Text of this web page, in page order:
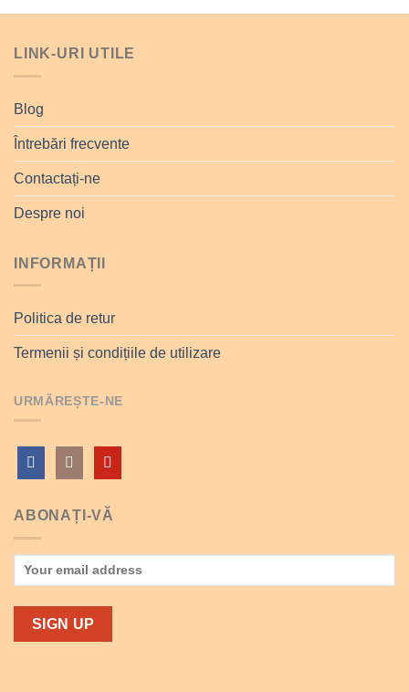
LINK-URI UTILE
Blog
Întrebări frecvente
Contactați-ne
Despre noi
INFORMAȚII
Politica de retur
Termenii și condițiile de utilizare
URMĂREȘTE-NE
ABONAȚI-VĂ